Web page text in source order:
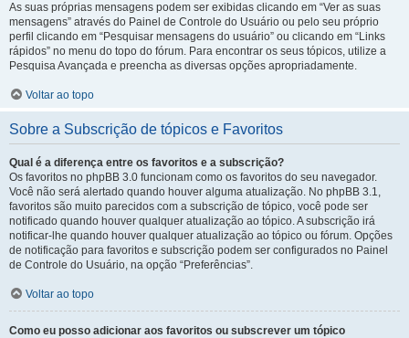
As suas próprias mensagens podem ser exibidas clicando em “Ver as suas
mensagens” através do Painel de Controle do Usuário ou pelo seu próprio
perfil clicando em “Pesquisar mensagens do usuário” ou clicando em “Links
rápidos” no menu do topo do fórum. Para encontrar os seus tópicos, utilize a
Pesquisa Avançada e preencha as diversas opções apropriadamente.
Voltar ao topo
Sobre a Subscrição de tópicos e Favoritos
Qual é a diferença entre os favoritos e a subscrição?
Os favoritos no phpBB 3.0 funcionam como os favoritos do seu navegador.
Você não será alertado quando houver alguma atualização. No phpBB 3.1,
favoritos são muito parecidos com a subscrição de tópico, você pode ser
notificado quando houver qualquer atualização ao tópico. A subscrição irá
notificar-lhe quando houver qualquer atualização ao tópico ou fórum. Opções
de notificação para favoritos e subscrição podem ser configurados no Painel
de Controle do Usuário, na opção “Preferências”.
Voltar ao topo
Como eu posso adicionar aos favoritos ou subscrever um tópico